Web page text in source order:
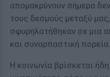
απομακρύνουν σήμερα
τους δεσμούς μεταξύ μας,
σφυρηλατήθηκαν σε μια
και συναρπαστική πορεία.
Η κοινωνία βρίσκεται